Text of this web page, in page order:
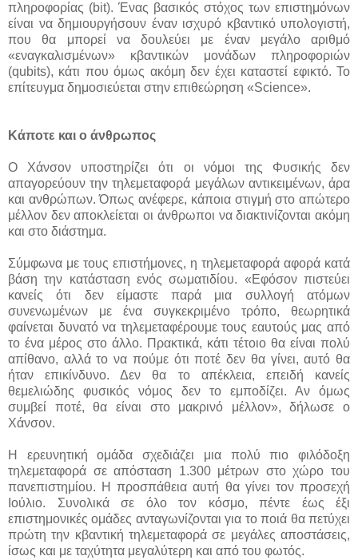
πληροφορίας (bit). Ένας βασικός στόχος των επιστημόνων
είναι να δημιουργήσουν έναν ισχυρό κβαντικό υπολογιστή,
που θα μπορεί να δουλεύει με έναν μεγάλο αριθμό
«εναγκαλισμένων» κβαντικών μονάδων πληροφοριών
(qubits), κάτι που όμως ακόμη δεν έχει καταστεί εφικτό. Το
επίτευγμα δημοσιεύεται στην επιθεώρηση «Science».
Κάποτε και ο άνθρωπος
Ο Χάνσον υποστηρίζει ότι οι νόμοι της Φυσικής δεν
απαγορεύουν την τηλεμεταφορά μεγάλων αντικειμένων, άρα
και ανθρώπων. Όπως ανέφερε, κάποια στιγμή στο απώτερο
μέλλον δεν αποκλείεται οι άνθρωποι να διακτινίζονται ακόμη
και στο διάστημα.
Σύμφωνα με τους επιστήμονες, η τηλεμεταφορά αφορά κατά
βάση την κατάσταση ενός σωματιδίου. «Εφόσον πιστεύει
κανείς ότι δεν είμαστε παρά μια συλλογή ατόμων
συνενωμένων με ένα συγκεκριμένο τρόπο, θεωρητικά
φαίνεται δυνατό να τηλεμεταφέρουμε τους εαυτούς μας από
το ένα μέρος στο άλλο. Πρακτικά, κάτι τέτοιο θα είναι πολύ
απίθανο, αλλά το να πούμε ότι ποτέ δεν θα γίνει, αυτό θα
ήταν επικίνδυνο. Δεν θα το απέκλεια, επειδή κανείς
θεμελιώδης φυσικός νόμος δεν το εμποδίζει. Αν όμως
συμβεί ποτέ, θα είναι στο μακρινό μέλλον», δήλωσε ο
Χάνσον.
Η ερευνητική ομάδα σχεδιάζει μια πολύ πιο φιλόδοξη
τηλεμεταφορά σε απόσταση 1.300 μέτρων στο χώρο του
πανεπιστημίου. Η προσπάθεια αυτή θα γίνει τον προσεχή
Ιούλιο. Συνολικά σε όλο τον κόσμο, πέντε έως έξι
επιστημονικές ομάδες ανταγωνίζονται για το ποιά θα πετύχει
πρώτη την κβαντική τηλεμεταφορά σε μεγάλες αποστάσεις,
ίσως και με ταχύτητα μεγαλύτερη και από του φωτός.